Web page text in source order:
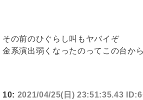
その前のひぐらし叫もヤバイぞ
金系演出弱くなったのってこの台か
10: 2021/04/25(日) 23:51:35.43